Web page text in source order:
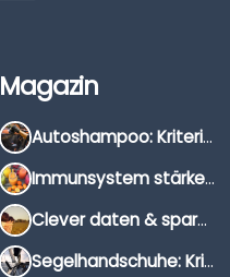
Magazin
Autoshampoo: Kriterien, Unterschiede & Anwendung
Immunsystem stärken: Hausmittel, Vitamine & Wissenswertes
Clever daten & sparen: So findest du die besten Deals für Dates und Unternehmungen
Segelhandschuhe: Kriterien, Materialien & Tipps